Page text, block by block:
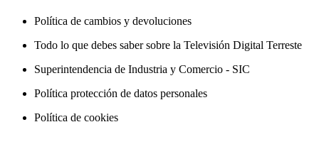
Política de cambios y devoluciones
Todo lo que debes saber sobre la Televisión Digital Terreste
Superintendencia de Industria y Comercio - SIC
Política protección de datos personales
Política de cookies